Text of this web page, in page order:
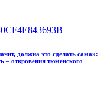
должна это сделать сама»:
– откровения тюменского